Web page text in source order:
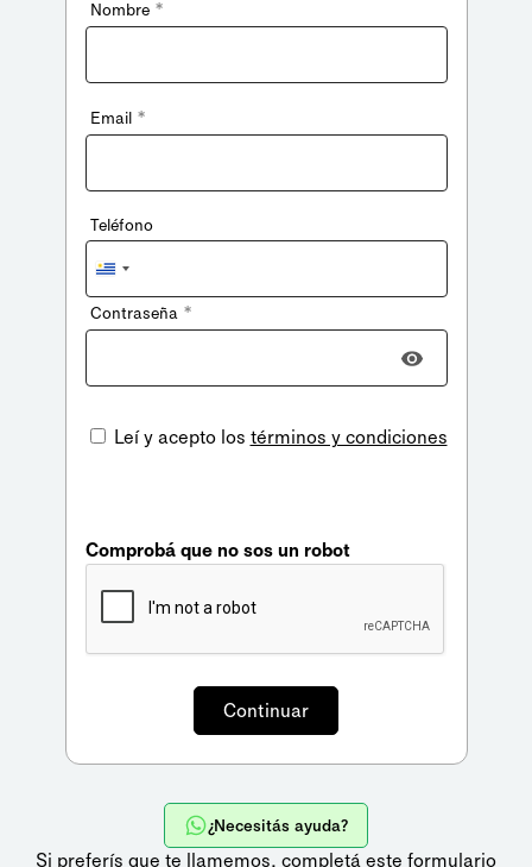
Nombre *
Email *
Teléfono
Uruguay
+598
Contraseña *
Leí y acepto los términos y condiciones
Comprobá que no sos un robot
¿Necesitás ayuda?
Si preferís que te llamemos, completá este formulario